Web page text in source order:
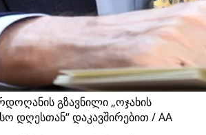
გზავნილი „ოჯახის
დღესთან“ დაკავშირებით / AA